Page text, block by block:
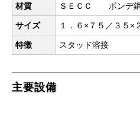
材質 ＳＥＣＣ ボンデ
サイズ １．６×７５／３５×
特徴 スタッド溶接
主要設備